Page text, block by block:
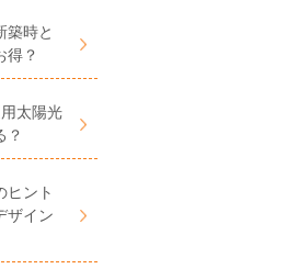
築時と
得？
太陽光
？
ヒント
ザイン